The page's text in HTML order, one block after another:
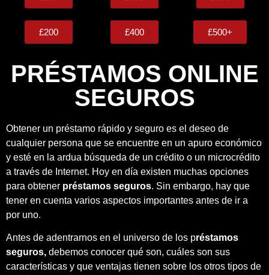
£200 £400 £500+
PRÉSTAMOS ONLINE
SEGUROS
Obtener un préstamo rápido y seguro es el deseo de
cualquier persona que se encuentre en un apuro económico
y esté en la ardua búsqueda de un crédito o un microcrédito
a través de Internet. Hoy en día existen muchas opciones
para obtener préstamos seguros. Sin embargo, hay que
tener en cuenta varios aspectos importantes antes de ir a
por uno.
Antes de adentrarnos en el universo de los préstamos
seguros, debemos conocer qué son, cuáles son sus
características y que ventajas tienen sobre los otros tipos de